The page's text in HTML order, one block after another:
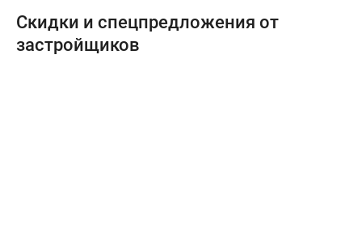
Скидки и спецпредложения от
застройщиков